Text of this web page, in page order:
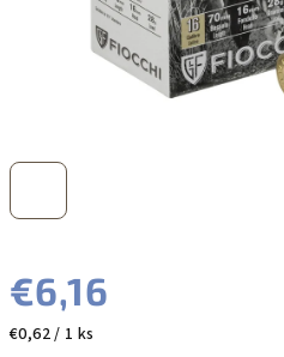
€6,16
Jednotková
€0,62 / 1 ks